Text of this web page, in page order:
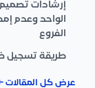
إرشادات تصميم
الواحد وعدم
الفروع
طريقة تسجيل
عرض كل المقالات